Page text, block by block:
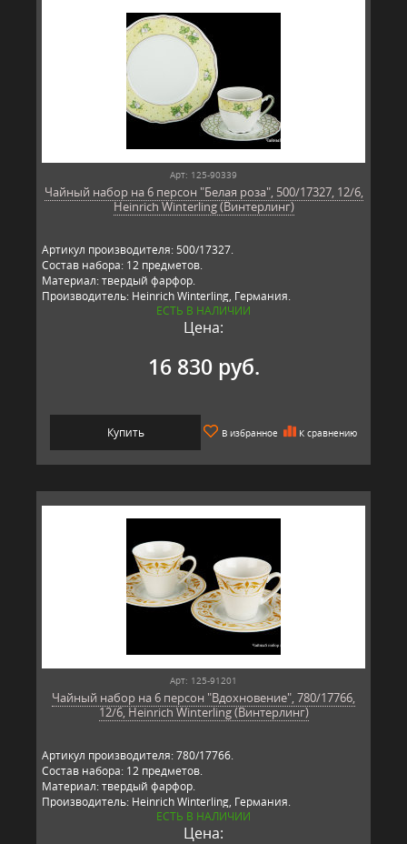
Арт: 125-90339
Чайный набор на 6 персон "Белая роза", 500/17327, 12/6,
Heinrich Winterling (Винтерлинг)
Артикул производителя: 500/17327.
Состав набора: 12 предметов.
Материал: твердый фарфор.
Производитель: Heinrich Winterling, Германия.
ЕСТЬ В НАЛИЧИИ
Цена:
16 830 руб.
Купить В избранное К сравнению
Арт: 125-91201
Чайный набор на 6 персон "Вдохновение", 780/17766,
12/6, Heinrich Winterling (Винтерлинг)
Артикул производителя: 780/17766.
Состав набора: 12 предметов.
Материал: твердый фарфор.
Производитель: Heinrich Winterling, Германия.
ЕСТЬ В НАЛИЧИИ
Цена: